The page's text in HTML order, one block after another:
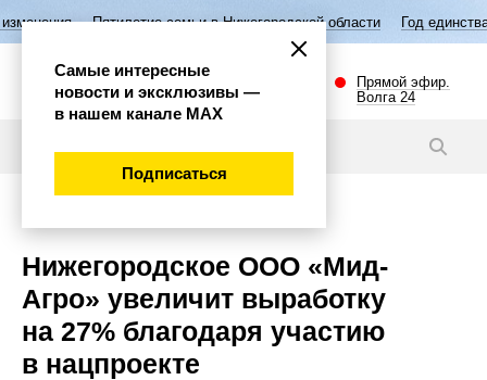
семьи в Нижегородской области Год единства народов
Прямой эфир.
Волга 24
Нижегородское ООО «Мид-
Агро» увеличит выработку
на 27% благодаря участию
в нацпроекте
Самые интересные
новости и эксклюзивы —
в нашем канале МАХ
Подписаться